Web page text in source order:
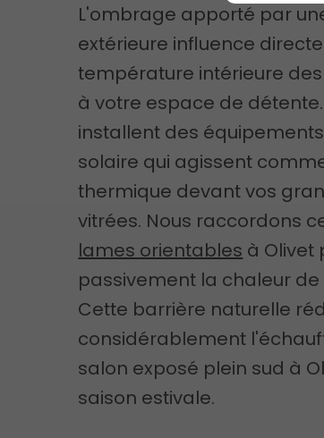
L'ombrage apporté par
extérieure influence
température intérieure
à votre espace de
installent des
solaire qui agissent
thermique devant vos
vitrées. Nous raccordons
lames orientables à Olivet
passivement la chaleur de
Cette barrière naturelle
considérablement
salon exposé plein sud à
saison estivale.